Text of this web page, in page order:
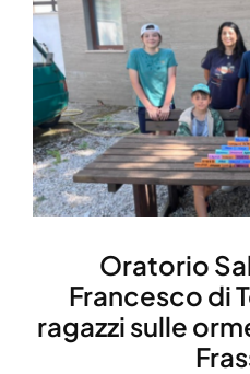
Oratorio
Francesco di
ragazzi sulle